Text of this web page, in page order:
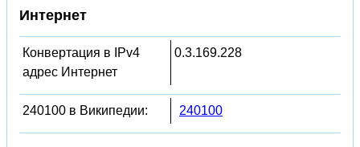
Интернет
Конвертация в IPv4
адрес Интернет
0.3.169.228
240100 в Википедии: 240100